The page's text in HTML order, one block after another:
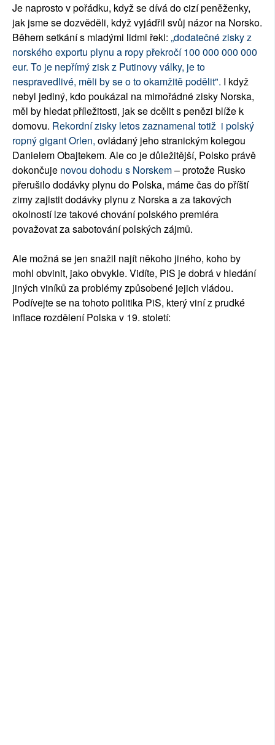
Je naprosto v pořádku, když se dívá do cizí peněženky,
jak jsme se dozvěděli, když vyjádřil svůj názor na Norsko.
Během setkání s mladými lidmi řekl: „dodatečné zisky z
norského exportu plynu a ropy překročí 100 000 000 000
eur. To je nepřímý zisk z Putinovy ​​války, je to
nespravedlivé, měli by se o to okamžitě podělit". I když
nebyl jediný, kdo poukázal na mimořádné zisky Norska,
měl by hledat příležitosti, jak se dcělit s penězi blíže k
domovu. Rekordní zisky letos zaznamenal totiž i polský
ropný gigant Orlen, ovládaný jeho stranickým kolegou
Danielem Obajtekem. Ale co je důležitější, Polsko právě
dokončuje novou dohodu s Norskem– protože Rusko
přerušilo dodávky plynu do Polska, máme čas do příští
zimy zajistit dodávky plynu z Norska a za takových
okolností lze takové chování polského premiéra
považovat za sabotování polských zájmů.
Ale možná se jen snažil najít někoho jiného, ​​koho by
mohl obvinit, jako obvykle. Vidíte, PiS je dobrá v hledání
jiných viníků za problémy způsobené jejich vládou.
Podívejte se na tohoto politika PiS, který viní z prudké
inflace rozdělení Polska v 19. století: